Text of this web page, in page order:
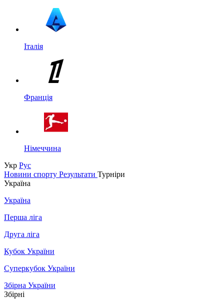
Італія
Франція
Німеччина
Укр Рус
Новини спорту Результати Турніри
Україна
Україна
Перша ліга
Друга ліга
Кубок України
Суперкубок України
Збірна України
Збірні